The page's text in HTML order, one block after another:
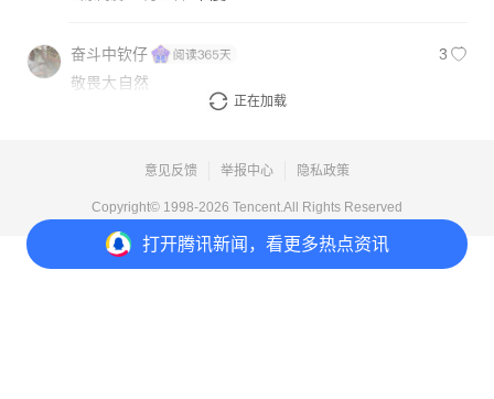
打开腾讯新闻，看更多热点资讯
奋斗中钦仔
3
敬畏大自然
回复
正在加载
意见反馈 举报中心 隐私政策
Copyright© 1998-2026 Tencent.All Rights Reserved